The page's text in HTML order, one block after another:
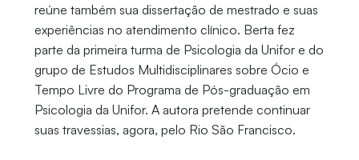
reúne também sua dissertação de mestrado e suas
experiências no atendimento clínico. Berta fez
parte da primeira turma de Psicologia da Unifor e do
grupo de Estudos Multidisciplinares sobre Ócio e
Tempo Livre do Programa de Pós-graduação em
Psicologia da Unifor. A autora pretende continuar
suas travessias, agora, pelo Rio São Francisco.